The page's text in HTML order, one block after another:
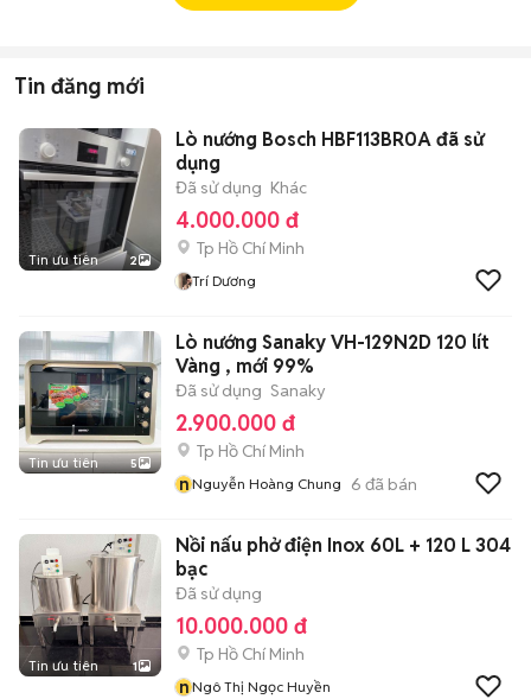
Tin đăng mới
Tin ưu tiên 2
Lò nướng Bosch HBF113BR0A đã sử
dụng
Đã sử dụng Khác
4.000.000 đ
Tp Hồ Chí Minh
Trí Dương
Tin ưu tiên 5
Lò nướng Sanaky VH-129N2D 120 lít
Vàng , mới 99%
Đã sử dụng Sanaky
2.900.000 đ
Tp Hồ Chí Minh
nNguyễn Hoàng Chung 6 đã bán
Tin ưu tiên 1
Nồi nấu phở điện Inox 60L + 120 L 304
bạc
Đã sử dụng
10.000.000 đ
Tp Hồ Chí Minh
nNgô Thị Ngọc Huyền